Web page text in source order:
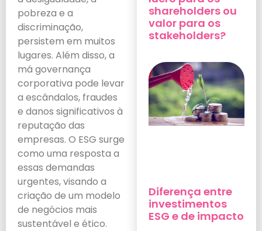
pobreza e a
discriminação,
persistem em muitos
lugares. Além disso, a
má governança
corporativa pode levar
a escândalos, fraudes
e danos significativos à
reputação das
empresas. O ESG surge
como uma resposta a
essas demandas
urgentes, visando a
criação de um modelo
de negócios mais
sustentável e ético.
shareholders ou
valor para os
stakeholders?
Diferença entre
investimentos
ESG e de impacto